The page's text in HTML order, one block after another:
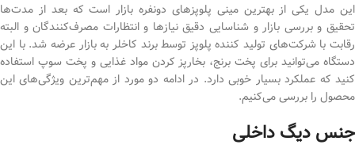
این مدل یکی از بهترین مینی پلوپزهای دونفره بازار است که بعد از مدت‌ها
تحقیق و بررسی بازار و شناسایی دقیق نیازها و انتظارات مصرف‌کنندگان و البته
رقابت با شرکت‌های تولید کننده پلوپز توسط برند کاخلر به بازار عرضه شد. با این
دستگاه می‌توانید برای پخت برنج، بخارپز کردن مواد غذایی و پخت سوپ استفاده
کنید که عملکرد بسیار خوبی دارد. در ادامه دو مورد از مهم‌ترین ویژگی‌های این
محصول را بررسی می‌کنیم.
جنس دیگ داخلی